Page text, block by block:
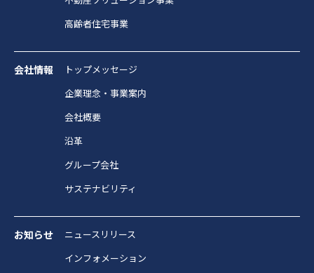
お問い合わせ
反社会的勢力対応方針
金融商品販売における勧誘方針
高齢者住宅事業
会社情報
トップメッセージ
企業理念・事業案内
会社概要
沿革
グループ会社
サステナビリティ
お知らせ
ニュースリリース
インフォメーション